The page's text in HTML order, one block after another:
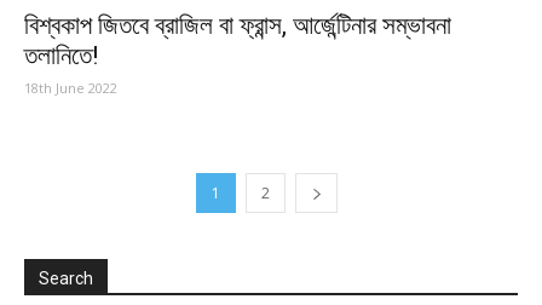
বিশ্বকাপ জিতবে ব্রাজিল বা ফ্রান্স, আর্জেন্টিনার সম্ভাবনা
তলানিতে!
18th June 2022
1 2
Search